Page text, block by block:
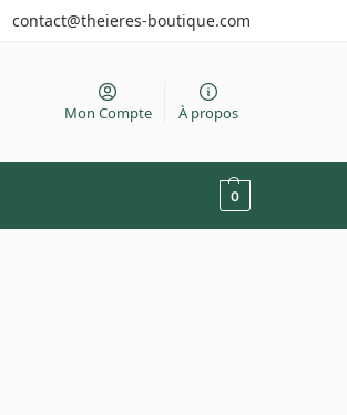
contact@theieres-boutique.com
Mon Compte À propos
0